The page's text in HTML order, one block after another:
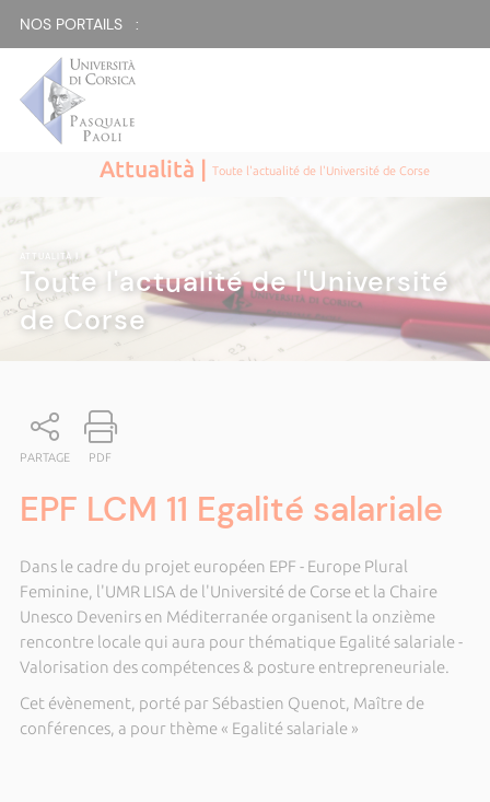
NOS PORTAILS :
Attualità |Toute l'actualité de l'Université de Corse
ATTUALITÀ|
Toute l'actualité de l'Université
de Corse
PARTAGE PDF
EPF LCM 11 Egalité salariale
Dans le cadre du projet européen EPF - Europe Plural
Feminine, l'UMR LISA de l'Université de Corse et la Chaire
Unesco Devenirs en Méditerranée organisent la onzième
rencontre locale qui aura pour thématique Egalité salariale -
Valorisation des compétences & posture entrepreneuriale.
Cet évènement, porté par Sébastien Quenot, Maître de
conférences, a pour thème « Egalité salariale »